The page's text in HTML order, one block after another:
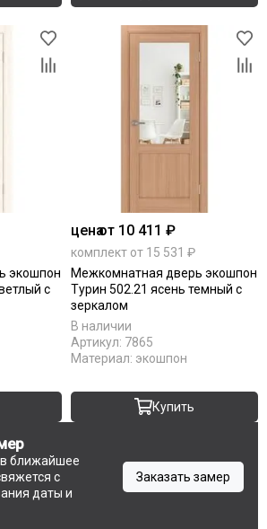
экошпон
с
ценаот 10 411 ₽
комплект от 15 531 ₽
Межкомнатная дверь экошпон
Турин 502.21 ясень темный с
зеркалом
В наличии
Артикул: 7865
Материал: экошпон
Купить
в ближайшее
с
даты и
Заказать замер